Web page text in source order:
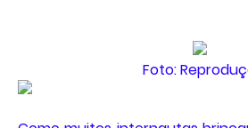
Foto: Reprodução/